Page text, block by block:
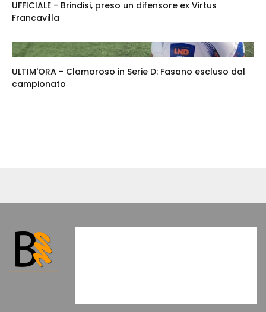
UFFICIALE - Brindisi, preso un difensore ex Virtus
Francavilla
ULTIM'ORA - Clamoroso in Serie D: Fasano escluso dal
campionato